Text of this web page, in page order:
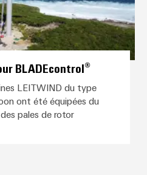
BLADEcontrol®
LEITWIND du type
ont été équipées du
pales de rotor